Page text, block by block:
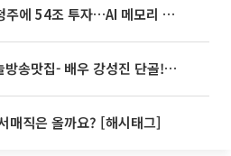
SK하이닉스, 용인·청주에 54조 투자…AI 메모리 생산기지 키운다
'2TV 생생정보' 오늘방송맛집- 배우 강성진 단골! 쌀국수ㆍ푸팟퐁 커리 맛집 '블○○○'
매직은 올까요? [해시태그]